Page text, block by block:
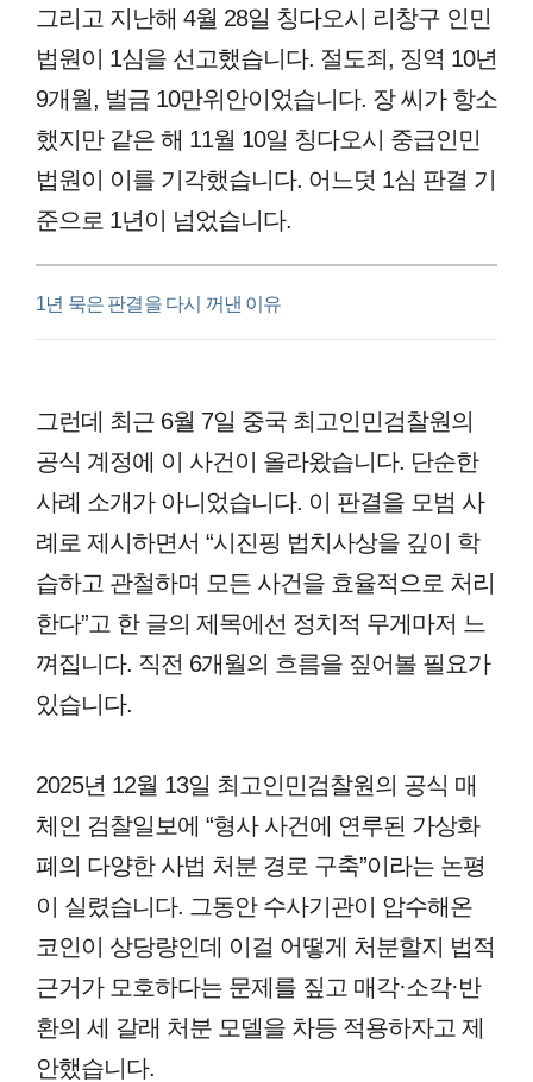
그리고 지난해 4월 28일 칭다오시 리창구 인민
법원이 1심을 선고했습니다. 절도죄, 징역 10년
9개월, 벌금 10만위안이었습니다. 장 씨가 항소
했지만 같은 해 11월 10일 칭다오시 중급인민
법원이 이를 기각했습니다. 어느덧 1심 판결 기
준으로 1년이 넘었습니다.
1년 묵은 판결을 다시 꺼낸 이유
그런데 최근 6월 7일 중국 최고인민검찰원의
공식 계정에 이 사건이 올라왔습니다. 단순한
사례 소개가 아니었습니다. 이 판결을 모범 사
례로 제시하면서 “시진핑 법치사상을 깊이 학
습하고 관철하며 모든 사건을 효율적으로 처리
한다”고 한 글의 제목에선 정치적 무게마저 느
껴집니다. 직전 6개월의 흐름을 짚어볼 필요가
있습니다.
2025년 12월 13일 최고인민검찰원의 공식 매
체인 검찰일보에 “형사 사건에 연루된 가상화
폐의 다양한 사법 처분 경로 구축”이라는 논평
이 실렸습니다. 그동안 수사기관이 압수해온
코인이 상당량인데 이걸 어떻게 처분할지 법적
근거가 모호하다는 문제를 짚고 매각·소각·반
환의 세 갈래 처분 모델을 차등 적용하자고 제
안했습니다.